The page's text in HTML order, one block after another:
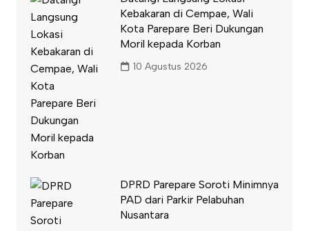
Kebakaran di Cempae, Wali
Kota Parepare Beri Dukungan
Moril kepada Korban
10 Agustus 2026
DPRD Parepare Soroti Minimnya
PAD dari Parkir Pelabuhan
Nusantara